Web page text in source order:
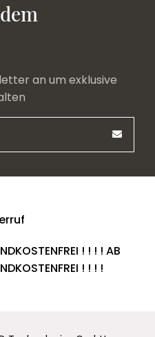
an um exklusive
! ! ! ! AB
! ! ! !